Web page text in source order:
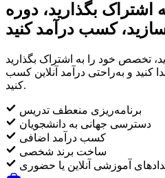
اشتراک بگذارید، دوره
کسب درآمد کنید
کنید و به‌راحتی درآمد آنلاین کسب
کنید.
برنامه‌ریزی منعطف تدریس
دسترسی جهانی به دانشجویان
کسب درآمد اضافی
ساخت برند شخصی
آموزشی آنلاین یا حضوری